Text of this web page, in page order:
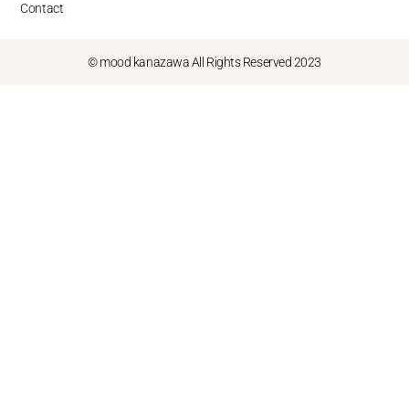
Contact
© mood kanazawa All Rights Reserved 2023